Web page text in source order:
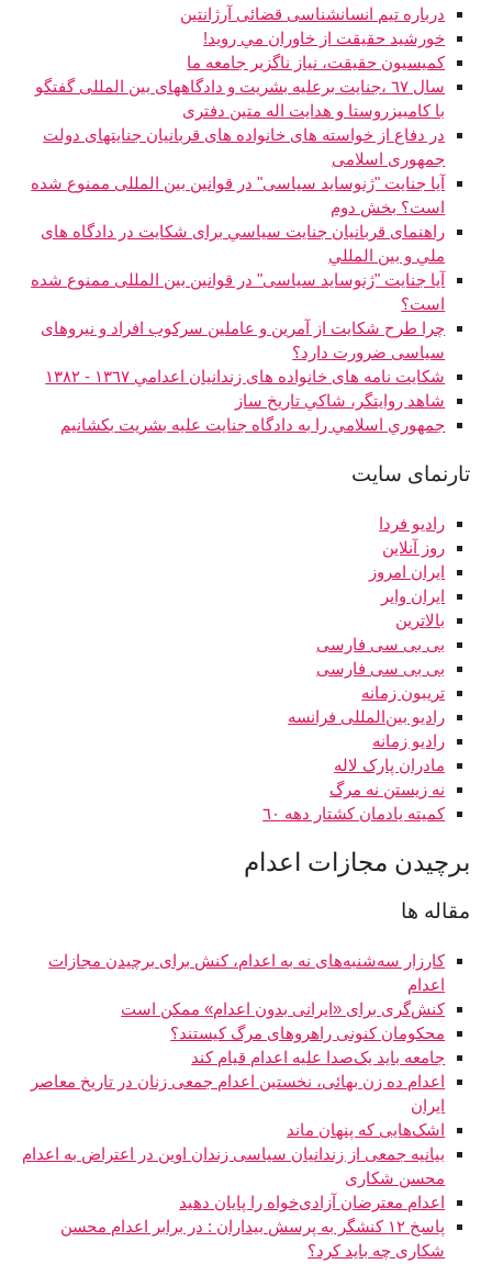
درباره تیم انسانشناسی قضائی آرژانتین
خورشيد حقيقت از خاوران مي رويد!
كميسيون حقيقت، نياز ناگزير جامعه ما
سال ٦٧ ،جنايت برعليه بشريت و دادگاههاى بين المللى گفتگو
با كامبيزروستا و هدايت اله متين دفتری
در دفاع از خواسته های خانواده های قربانیان جنایتهای دولت
جمهوری اسلامی
آیا جنایت "ژنوساید سیاسی" در قوانین بین المللی ممنوع شده
است؟ بخش دوم
راهنمای قربانيان جنايت سياسي برای شکايت در دادگاه های
ملي و بين المللي
آیا جنایت "ژنوساید سیاسی" در قوانین بین المللی ممنوع شده
است؟
چرا طرح شکایت از آمرین و عاملین سرکوب افراد و نیروهای
سیاسی ضرورت دارد؟
شکايت نامه های خانواده های زندانيان اعدامي ١٣٦٧ - ١٣٨٢
شاهد روايتگر، شاکي تاريخ ساز
جمهوري اسلامي را به دادگاه جنايت عليه بشريت بكشانيم
تارنماى سايت
رادیو فردا
روز آنلاین
ايران امروز
ایران وایر
بالاترین
بی بی سی فارسی
بی بی سی فارسی
تریبون زمانه
رادیو بین‌المللی فرانسه
رادیو زمانه
مادران پارک لاله
نه زیستن نه مرگ
کميته يادمان کشتار دهه ٦٠
برچیدن مجازات اعدام
مقاله ها
کارزار سه‌شنبه‌های نه به اعدام، کنش برای برچیدن مجازات
اعدام
کنش‌گری برای «ایرانی بدون اعدام» ممکن است
محکومان کنونی راهروهای مرگ کیستند؟
جامعه باید یک‌صدا علیه اعدام قیام کند
اعدام ده زن بهائی، نخستین اعدام جمعی زنان در تاریخ معاصر
ایران
اشک‌هایی که پنهان ماند
بیانیه جمعی از زندانیان سیاسی زندان اوین در اعتراض به اعدام
محسن شکاری
اعدام معترضان آزادی‌خواه را پایان دهید
پاسخ ۱۲ کنشگر به پرسش بیداران : در برابر اعدام محسن
شکاری چه باید کرد؟